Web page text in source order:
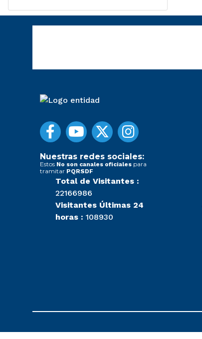
Nuestras redes sociales:
Estos No son canales oficiales para
tramitar PQRSDF
Total de Visitantes :
22166986
Visitantes Últimas 24
horas : 108930